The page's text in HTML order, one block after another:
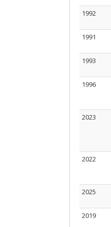
1992
1991
1993
1996
2023
2022
2025
2019